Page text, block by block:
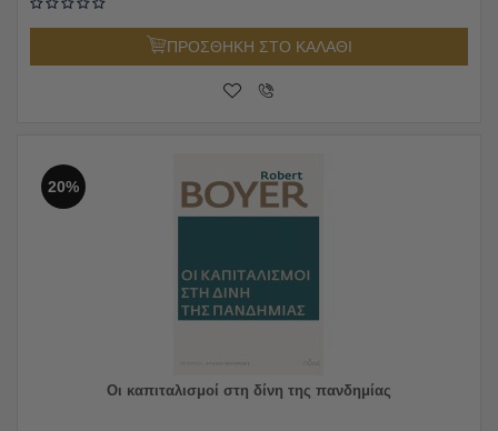
ΠΡΟΣΘΗΚΗ ΣΤΟ ΚΑΛΑΘΙ
20%
Οι καπιταλισμοί στη δίνη της πανδημίας